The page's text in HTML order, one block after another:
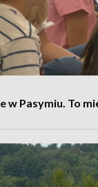
w Pasymiu. To